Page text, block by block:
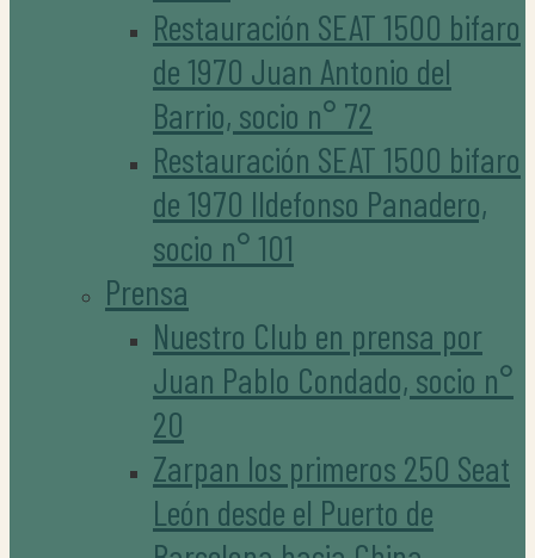
Restauración SEAT 1500 bifaro
de 1970 Juan Antonio del
Barrio, socio n° 72
Restauración SEAT 1500 bifaro
de 1970 Ildefonso Panadero,
socio n° 101
Prensa
Nuestro Club en prensa por
Juan Pablo Condado, socio n°
20
Zarpan los primeros 250 Seat
León desde el Puerto de